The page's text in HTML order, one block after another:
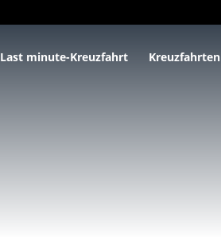
Last minute-Kreuzfahrt Kreuzfahrten